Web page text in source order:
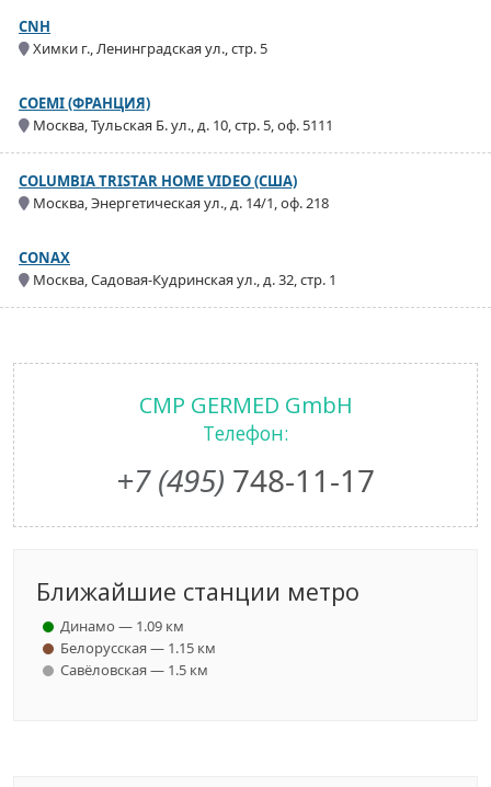
CNH
Химки г., Ленинградская ул., стр. 5
COEMI (ФРАНЦИЯ)
Москва, Тульская Б. ул., д. 10, стр. 5, оф. 5111
COLUMBIA TRISTAR HOME VIDEO (США)
Москва, Энергетическая ул., д. 14/1, оф. 218
CONAX
Москва, Садовая-Кудринская ул., д. 32, стр. 1
CMP GERMED GmbH
Телефон:
+7 (495) 748-11-17
Ближайшие станции метро
Динамо — 1.09 км
Белорусская — 1.15 км
Савёловская — 1.5 км